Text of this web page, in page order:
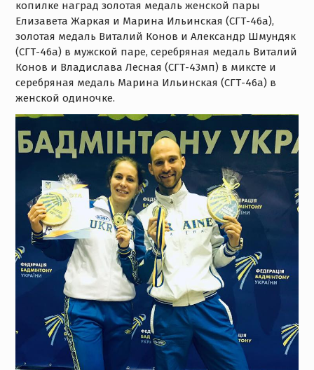
копилке наград золотая медаль женской пары
Елизавета Жаркая и Марина Ильинская (СГТ-46а),
золотая медаль Виталий Конов и Александр Шмундяк
(СГТ-46а) в мужской паре, серебряная медаль Виталий
Конов и Владислава Лесная (СГТ-43мп) в миксте и
серебряная медаль Марина Ильинская (СГТ-46а) в
женской одиночке.